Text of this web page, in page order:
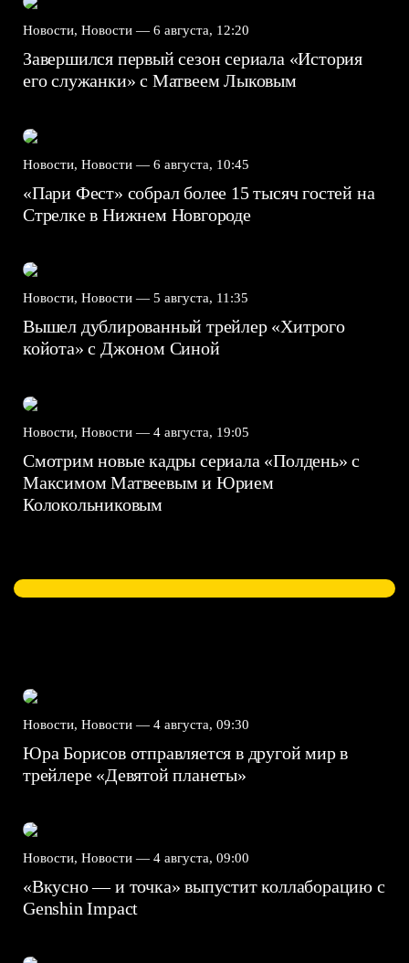
Новости, Новости — 6 августа, 12:20
Завершился первый сезон сериала «История
его служанки» с Матвеем Лыковым
Новости, Новости — 6 августа, 10:45
«Пари Фест» собрал более 15 тысяч гостей на
Стрелке в Нижнем Новгороде
Новости, Новости — 5 августа, 11:35
Вышел дублированный трейлер «Хитрого
койота» с Джоном Синой
Новости, Новости — 4 августа, 19:05
Смотрим новые кадры сериала «Полдень» с
Максимом Матвеевым и Юрием
Колокольниковым
Новости, Новости — 4 августа, 09:30
Юра Борисов отправляется в другой мир в
трейлере «Девятой планеты»
Новости, Новости — 4 августа, 09:00
«Вкусно — и точка» выпустит коллаборацию с
Genshin Impact⁠⁠